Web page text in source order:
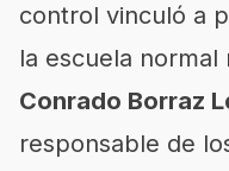
control vinculó a
la escuela normal
Conrado Borraz
responsable de